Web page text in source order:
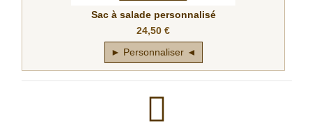
Sac à salade personnalisé
24,50 €
► Personnaliser ◄